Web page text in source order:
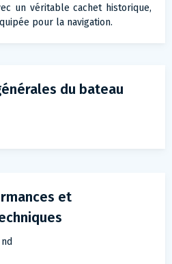
un véritable cachet historique,
pour la navigation.
du bateau